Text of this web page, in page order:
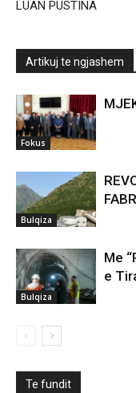
LUAN PUSTINA
Artikuj te ngjashem
Fokus
Bulqiza
Bulqiza
Me
e
Te fundit